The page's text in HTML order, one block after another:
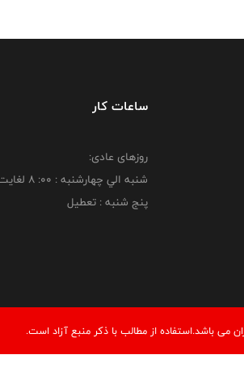
ساعات کار
روزهای عادی:
شنبه الي چهارشنبه : 00: 8 لغايت 16:00
پنج شنبه : تعطیل
باشد.استفاده از مطالب با ذكر منبع آزاد است.